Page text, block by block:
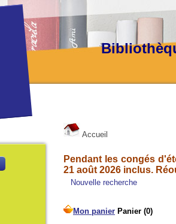
Accueil
Pendant les congés
21 août 2026 inclus.
Nouvelle recherche